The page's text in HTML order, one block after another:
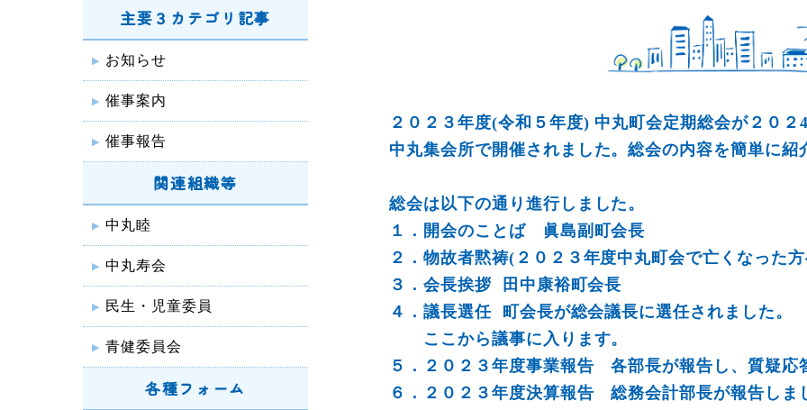
２０２３年度(令和５年度) 中丸町会定期総会が２０
中丸集会所で開催されました。総会の内容を簡単に紹
総会は以下の通り進行しました。
１．開会のことば 眞島副町会長
２．物故者黙祷(２０２３年度中丸町会で亡くなった
３．会長挨拶 田中康裕町会長
４．議長選任 町会長が総会議長に選任されました。
ここから議事に入ります。
５．２０２３年度事業報告 各部長が報告し、質疑応
６．２０２３年度決算報告 総務会計部長が報告しま
主要３カテゴリ記事
お知らせ
催事案内
催事報告
関連組織等
中丸睦
中丸寿会
民生・児童委員
青健委員会
各種フォーム